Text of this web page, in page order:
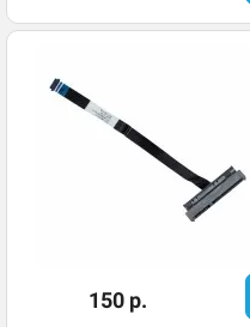
150 р.